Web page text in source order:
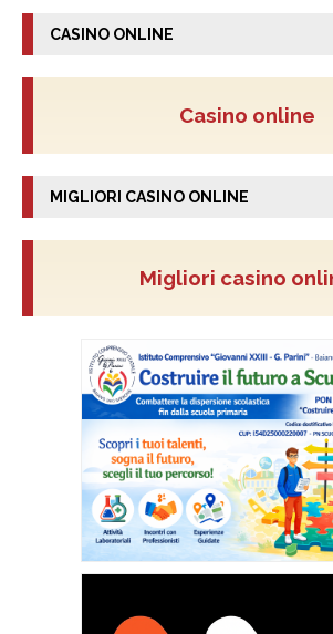
CASINO ONLINE
Casino online
MIGLIORI CASINO ONLINE
Migliori casino